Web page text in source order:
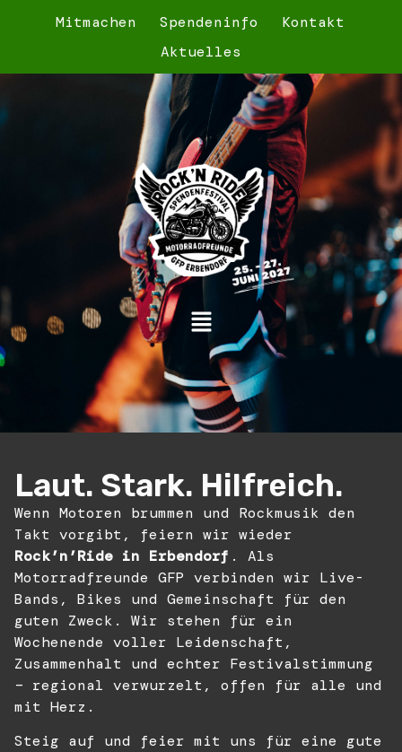
Mitmachen Spendeninfo
Kontakt
Aktuelles
Laut. Stark. Hilfreich.
Wenn Motoren brummen und Rockmusik den
Takt vorgibt, feiern wir wieder
Rock’n’Ride in Erbendorf . Als
Motorradfreunde GFP verbinden wir Live-
Bands, Bikes und Gemeinschaft für den
guten Zweck. Wir stehen für ein
Wochenende voller Leidenschaft,
Zusammenhalt und echter Festivalstimmung
– regional verwurzelt, offen für alle und
mit Herz.
Steig auf und feier mit uns für eine gute